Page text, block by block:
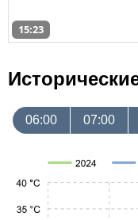
15:23
06:00 07:00